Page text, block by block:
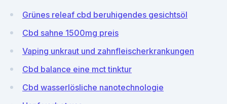
Grünes releaf cbd beruhigendes gesichtsöl
Cbd sahne 1500mg preis
Vaping unkraut und zahnfleischerkrankungen
Cbd balance eine mct tinktur
Cbd wasserlösliche nanotechnologie